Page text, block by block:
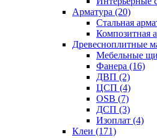
Арматура (20)
Стальная
Композитная
Древесноплитные
Мебельные
Фанера (16)
ДВП (2)
ЦСП (4)
OSB (7)
ДСП (3)
Изоплат (4)
Клеи (171)